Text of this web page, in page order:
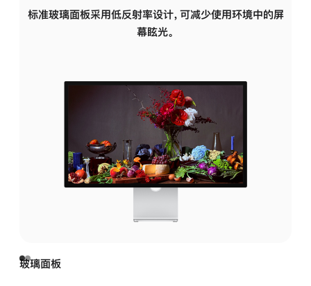
标准玻璃面板采用低反射率设计，可减少使用环境中的屏
幕眩光。
玻璃面板